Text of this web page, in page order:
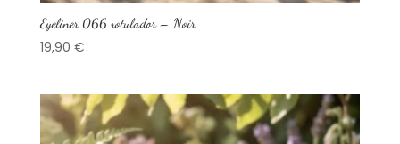
Eyeliner 066 rotulador – Noir
19,90 €